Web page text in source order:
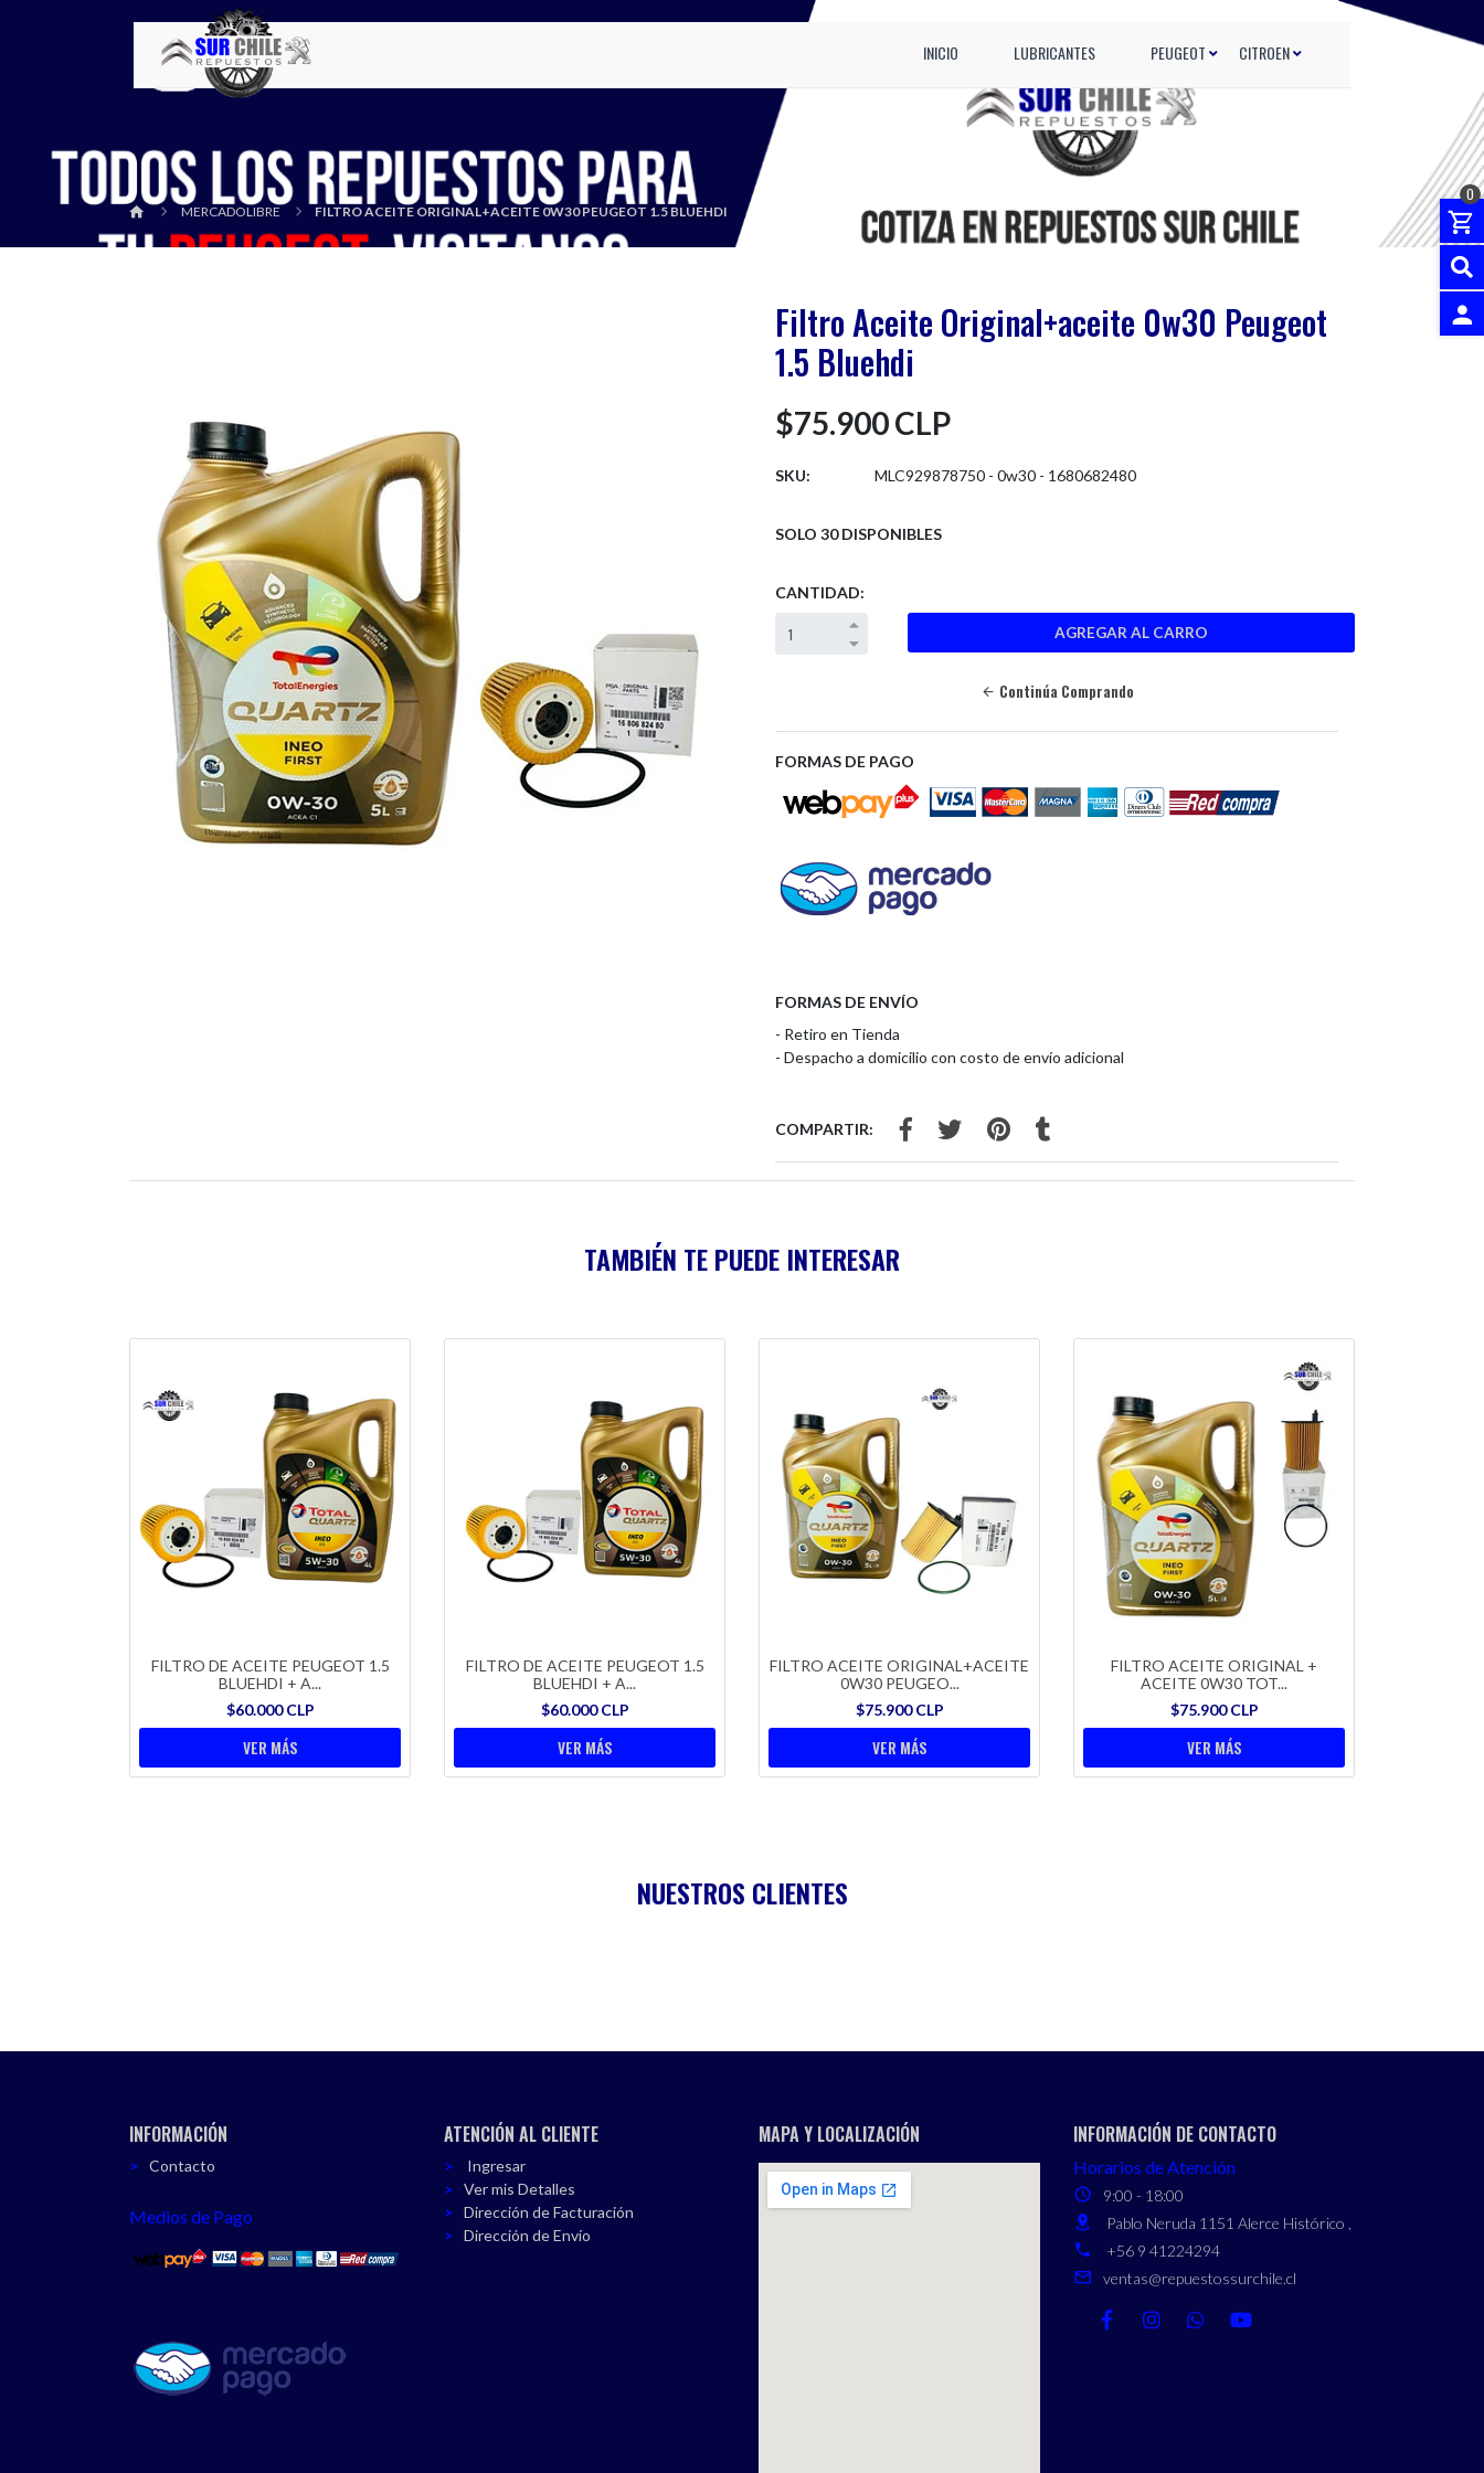
INICIO LUBRICANTES PEUGEOT CITROEN
0
MERCADOLIBRE FILTRO ACEITE ORIGINAL+ACEITE 0W30 PEUGEOT 1.5 BLUEHDI
Filtro Aceite Original+aceite 0w30 Peugeot
1.5 Bluehdi
$75.900 CLP
SKU: MLC929878750 - 0w30 - 1680682480
SOLO 30 DISPONIBLES
CANTIDAD:
Continúa Comprando
FORMAS DE PAGO
FORMAS DE ENVÍO
- Retiro en Tienda
- Despacho a domicilio con costo de envío adicional
COMPARTIR:
TAMBIÉN TE PUEDE INTERESAR
FILTRO DE ACEITE PEUGEOT 1.5
BLUEHDI + A...
$60.000 CLP
VER MÁS
FILTRO DE ACEITE PEUGEOT 1.5
BLUEHDI + A...
$60.000 CLP
VER MÁS
FILTRO ACEITE ORIGINAL+ACEITE
0W30 PEUGEO...
$75.900 CLP
VER MÁS
FILTRO ACEITE ORIGINAL +
ACEITE 0W30 TOT...
$75.900 CLP
VER MÁS
NUESTROS CLIENTES
INFORMACIÓN
Contacto
Medios de Pago
ATENCIÓN AL CLIENTE
Ingresar
Ver mis Detalles
Dirección de Facturación
Dirección de Envío
MAPA Y LOCALIZACIÓN INFORMACIÓN DE CONTACTO
Horarios de Atención
9:00 - 18:00
Pablo Neruda 1151 Alerce Histórico ,
+56 9 41224294
ventas@repuestossurchile.cl